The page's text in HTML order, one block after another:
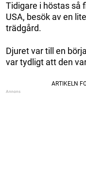
Tidigare i höstas så
USA, besök av en
trädgård.
Djuret var till en
var tydligt att den